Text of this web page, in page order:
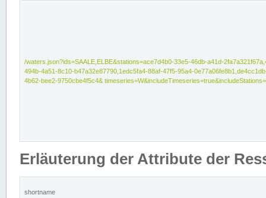
/waters.json?ids=SAALE,ELBE&stations=ace7d4b0-33e5-46db-a41d-
494b-4a51-8c10-b47a32e87790,1edc5fa4-88af-47f5-95a4-
4b62-bee2-9750cbe4f5c4&
Erläuterung der Attribute der
shortname